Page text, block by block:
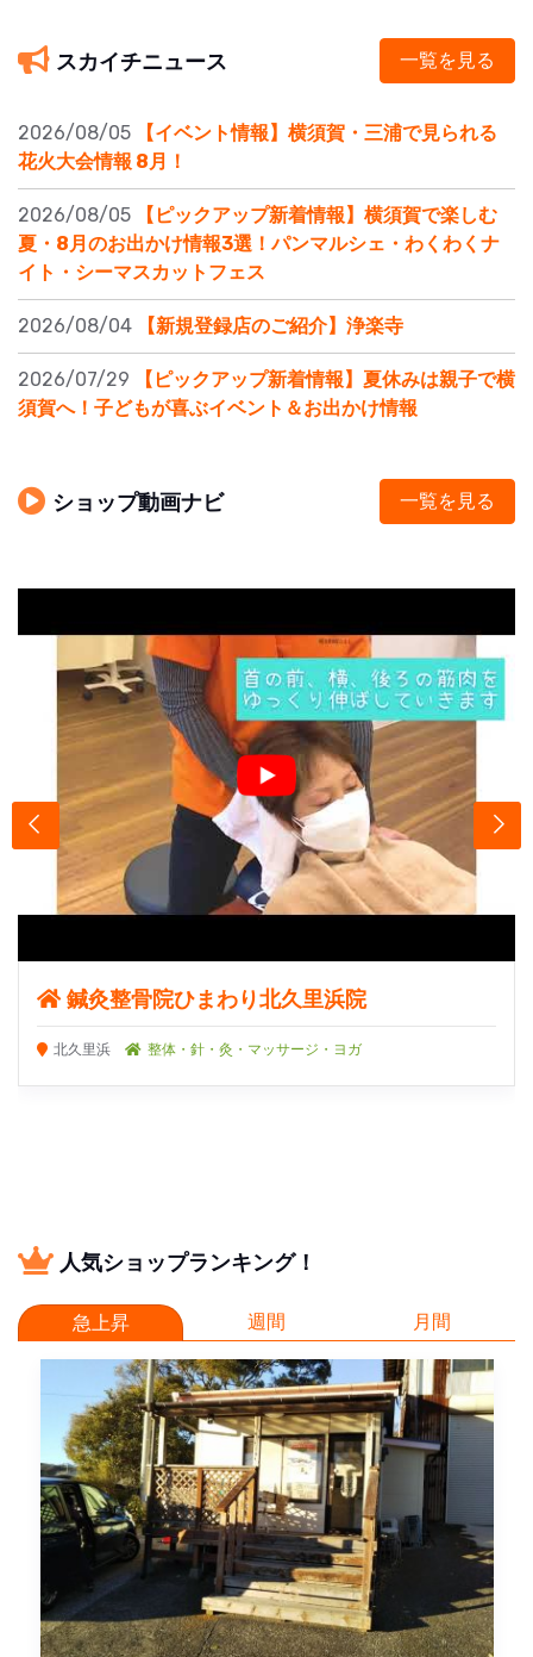
スカイチニュース 一覧を見る
2026/08/05
【イベント情報】横須賀・三浦で見られる
花火大会情報 8月！
2026/08/05
【ピックアップ新着情報】横須賀で楽しむ
夏・8月のお出かけ情報3選！パンマルシェ・わくわくナ
イト・シーマスカットフェス
2026/08/04 【新規登録店のご紹介】浄楽寺
2026/07/29
【ピックアップ新着情報】夏休みは親子で横
須賀へ！子どもが喜ぶイベント＆お出かけ情報
ショップ動画ナビ 一覧を見る
鍼灸整骨院ひまわり北久里浜院
北久里浜 整体・針・灸・マッサージ・ヨガ
人気ショップランキング！
急上昇 週間 月間